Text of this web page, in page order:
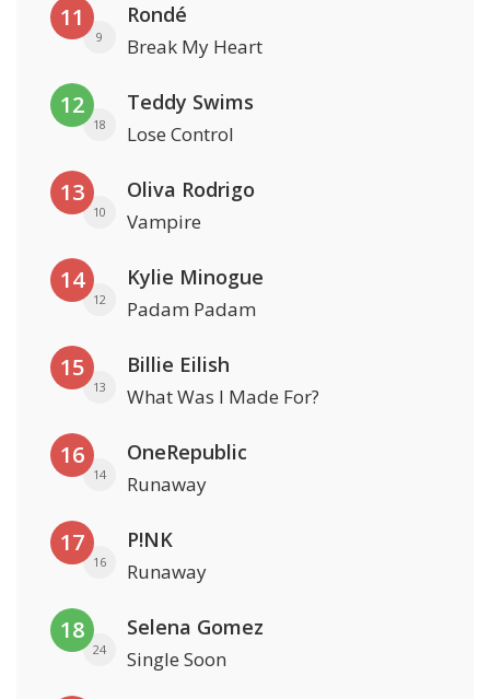
11
9
Rondé
Break My Heart
12
18
Teddy Swims
Lose Control
13
10
Oliva Rodrigo
Vampire
14
12
Kylie Minogue
Padam Padam
15
13
Billie Eilish
What Was I Made For?
16
14
OneRepublic
Runaway
17
16
P!NK
Runaway
18
24
Selena Gomez
Single Soon